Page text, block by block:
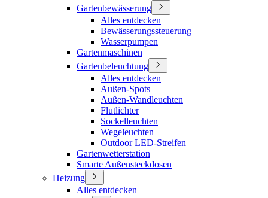
Gartenbewässerung
Alles entdecken
Bewässerungssteuerung
Wasserpumpen
Gartenmaschinen
Gartenbeleuchtung
Alles entdecken
Außen-Spots
Außen-Wandleuchten
Flutlichter
Sockelleuchten
Wegeleuchten
Outdoor LED-Streifen
Gartenwetterstation
Smarte Außensteckdosen
Heizung
Alles entdecken